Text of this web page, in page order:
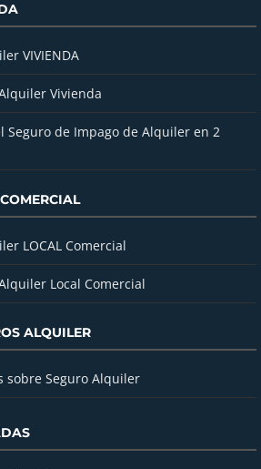
VIVIENDA
Vivienda
Seguro de Impago de Alquiler en 2
LOCAL Comercial
Local Comercial
ALQUILER
sobre Seguro Alquiler